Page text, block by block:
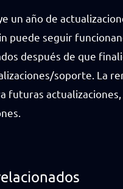
un año de
puede seguir
después de que
soporte. La
futuras